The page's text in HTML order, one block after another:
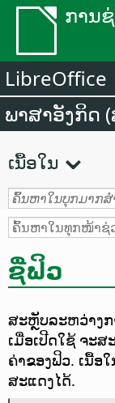
ການ
LibreOffice
ພາສາອັງກິດ
ເນື້ອໃນ
ຊື່ຟິວ
ສະຫຼັບລະຫວ່າງກ
ເມື່ອເປີດໃຊ້ ຈະ
ຄ່າຂອງຟິວ. ເນື້ອ
ສະແດງໄດ້.